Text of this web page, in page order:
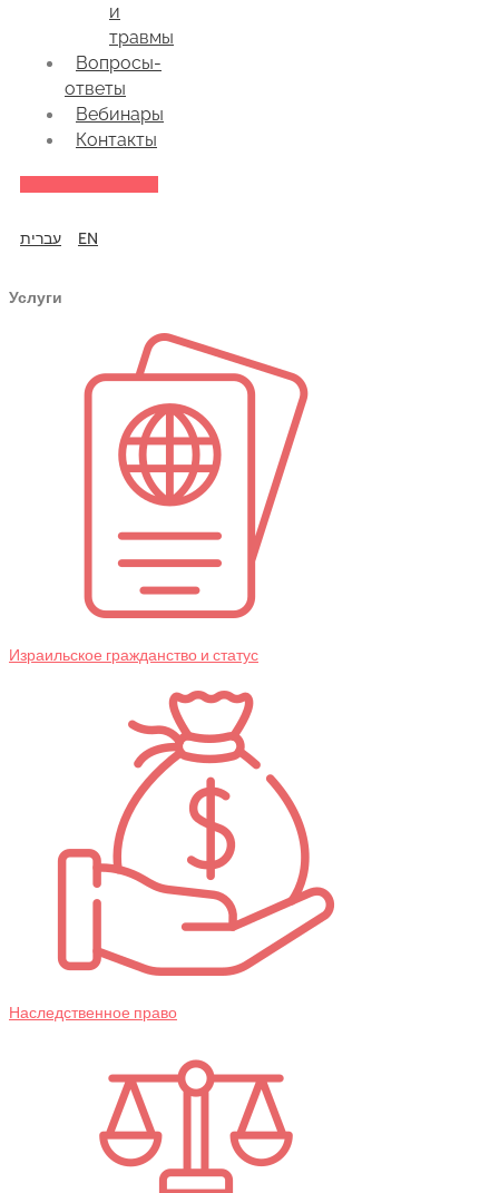
и
травмы
Вопросы-
ответы
Вебинары
Контакты
עברית EN
Услуги
Израильское гражданство и статус
Наследственное право